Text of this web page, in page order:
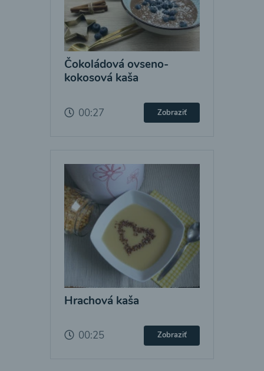
Čokoládová ovseno-
kokosová kaša
00:27 Zobraziť
Hrachová kaša
00:25 Zobraziť